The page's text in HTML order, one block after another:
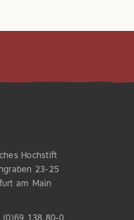
Hochstift
23-25
am Main
(0)69 138 80-0